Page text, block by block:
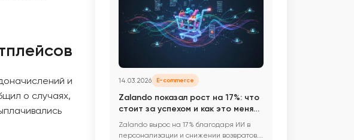
и
о случаях,
14.03.2026 E-commerce
Zalando показал рост на 17%: что
стоит за успехом и как это меняет
e-commerce
Zalando вырос на 17% благодаря ИИ в
персонализации и снижении возвратов.